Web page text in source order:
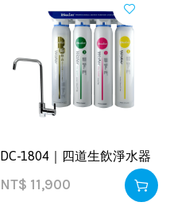
DC-1804｜四道生飲淨水器
NT$ 11,900